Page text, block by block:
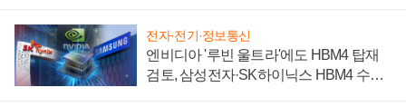
전자·전기·정보통신
엔비디아 '루빈 울트라'에도 HBM4 탑재
검토, 삼성전자·SK하이닉스 HBM4 수율